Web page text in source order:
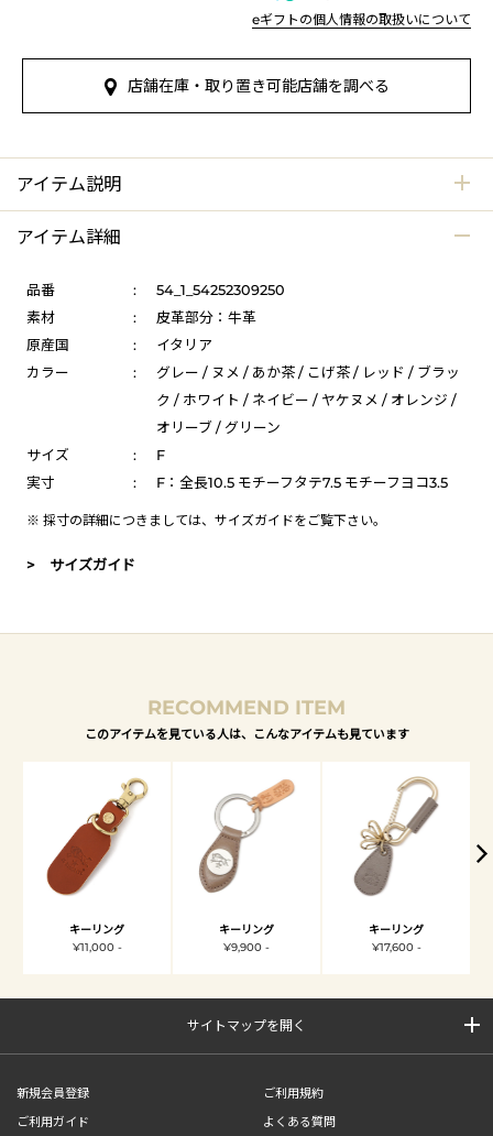
eギフトの個人情報の取扱いについて
店舗在庫・取り置き可能店舗を調べる
アイテム説明
アイテム詳細
品番 :
54_1_54252309250
素材
:
皮革部分：牛革
原産国
:
イタリア
カラー
:
グレー / ヌメ / あか茶 / こげ茶 / レッド / ブラッ
ク / ホワイト / ネイビー / ヤケヌメ / オレンジ /
オリーブ / グリーン
サイズ
:
F
実寸
: F：全長10.5 モチーフタテ7.5 モチーフヨコ3.5
※ 採寸の詳細につきましては、 サイズガイドをご覧下さい。
> サイズガイド
RECOMMEND ITEM
このアイテムを見ている人は、こんなアイテムも見ています
キーリング
¥11,000 -
キーリング
¥9,900 -
キーリング
¥17,600 -
サイトマップを開く
新規会員登録
ご利用規約
ご利用ガイド
よくある質問